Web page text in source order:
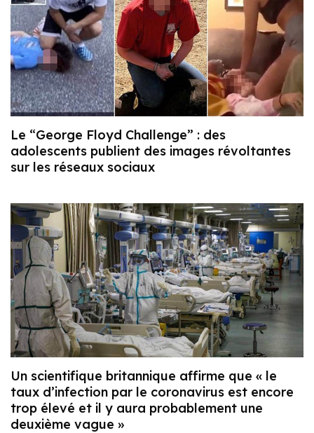
Le “George Floyd Challenge” : des
adolescents publient des images révoltantes
sur les réseaux sociaux
Un scientifique britannique affirme que « le
taux d’infection par le coronavirus est encore
trop élevé et il y aura probablement une
deuxième vague »